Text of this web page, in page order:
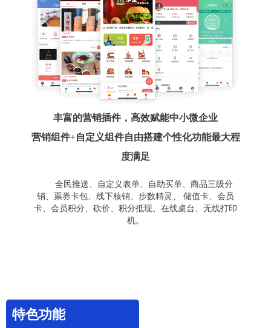
丰富的营销插件，高效赋能中小微企业
营销组件+自定义组件自由搭建个性化功能最大程
度满足
全民推送、自定义表单、自助买单、商品三级分
销、票券卡包、线下核销、步数精灵、 储值卡、会员
卡、会员积分、砍价、积分抵现、在线桌台、无线打印
机。
特色功能